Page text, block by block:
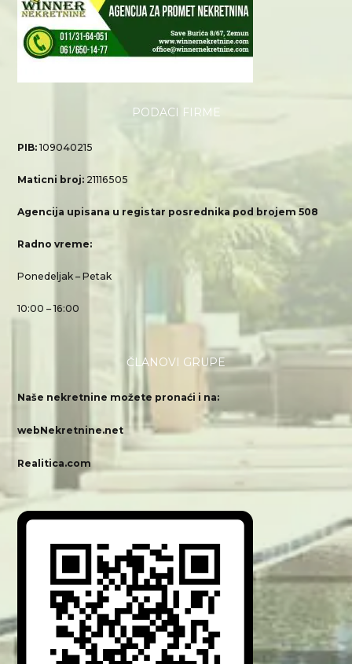
PODACI FIRME
PIB:109040215
Maticni broj: 21116505
Agencija upisana u registar posrednika pod brojem 508
Radno vreme:
Ponedeljak – Petak
10:00 – 16:00
ČLANOVI GRUPE
Naše nekretnine možete pronaći i na:
webNekretnine.net
Realitica.com